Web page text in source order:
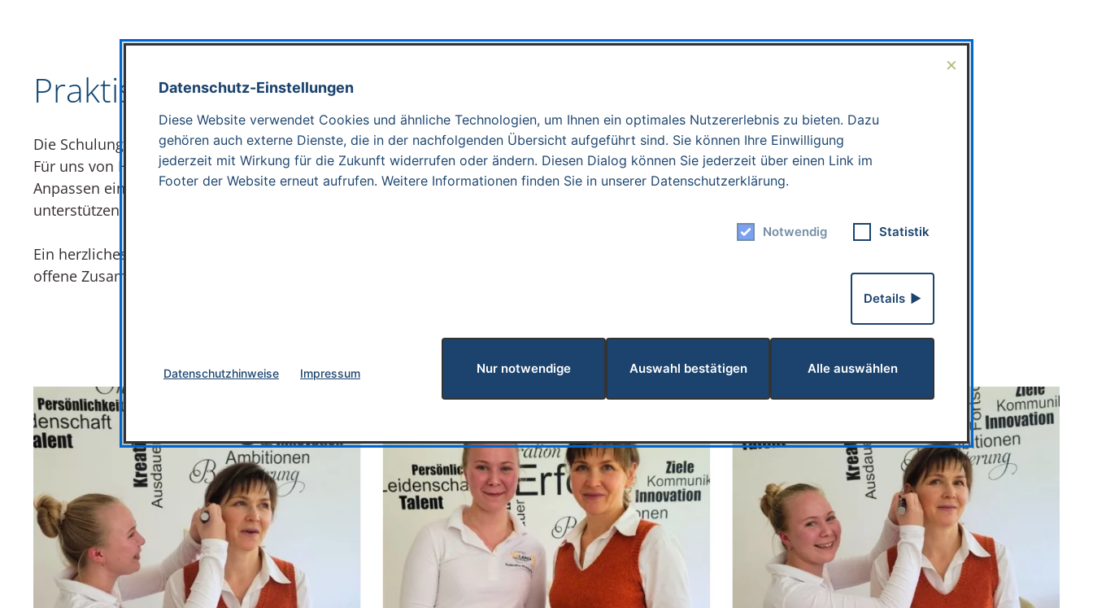
Praktische Tipps direkt aus der Hörakust
Die Schulung kam gut an und bot eine schöne Gelegenheit, Fragen direkt aus der Praxis zu klären.
Für uns von HÖRLAND ist genau dieser Austausch wertvoll. Denn gutes Hören hört nicht beim
Anpassen eines Hörgeräts auf. Es braucht auch Menschen im Umfeld, die wissen, wie sie im Alltag
unterstützen können.
Ein herzliches Dankeschön an das Seniorenheim in Bad Alexandersbad für das Interesse und die
offene Zusammenarbeit.
Datenschutz-Einstellungen
×
Diese Website verwendet Cookies und ähnliche Technologien, um Ihnen ein optimales Nutzererlebnis zu bieten. Dazu
gehören auch externe Dienste, die in der nachfolgenden Übersicht aufgeführt sind. Sie können Ihre Einwilligung
jederzeit mit Wirkung für die Zukunft widerrufen oder ändern. Diesen Dialog können Sie jederzeit über einen Link im
Footer der Website erneut aufrufen. Weitere Informationen finden Sie in unserer Datenschutzerklärung.
Notwendig Statistik
Details
Nur notwendige Auswahl bestätigen Alle auswählen
Datenschutzhinweise Impressum